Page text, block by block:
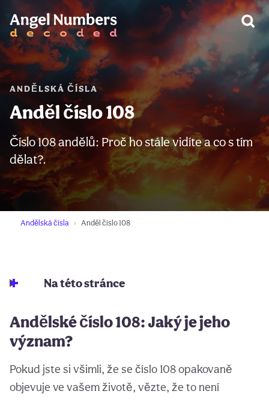
ANDĚLSKÁ ČÍSLA
Anděl číslo 108
Číslo 108 andělů: Proč ho stále vidíte a co s tím
dělat?.
Andělská čísla Anděl číslo 108
Na této stránce
Andělské číslo 108: Jaký je jeho
význam?
Pokud jste si všimli, že se číslo 108 opakovaně
objevuje ve vašem životě, vězte, že to není
VAROVÁNÍ: